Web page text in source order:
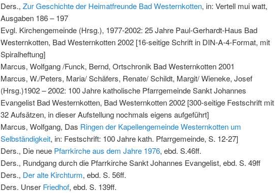
Ders., Zur Geschichte der Heimatfreunde Bad Westernkotten, in: Vertell mui watt,
Ausgaben 186 – 197
Evgl. Kirchengemeinde (Hrsg.), 1977-2002: 25 Jahre Paul-Gerhardt-Haus Bad
Westernkotten, Bad Westernkotten 2002 [16-seitige Schrift in DIN-A-4-Format, mit
Spiralheftung]
Marcus, Wolfgang /Funck, Bernd, Ortschronik Bad Westernkotten 2001
Marcus, W./Peters, Maria/ Schäfers, Renate/ Schildt, Margit/ Wieneke, Josef
(Hrsg.)1902 – 2002: 100 Jahre katholische Pfarrgemeinde Sankt Johannes
Evangelist Bad Westernkotten, Bad Westernkotten 2002 [300-seitige Festschrift mit
32 Aufsätzen, in dieser Aufstellung nochmals eigens aufgeführt]
Marcus, Wolfgang, Das Ringen der Kapellengemeinde Westernkotten um
Selbständigkeit, in: Festschrift: 100 Jahre kath. Pfarrgemeinde, S. 12-27]
Ders., Die neue Pfarrkirche aus dem Jahre 1976, ebd. S.46ff.
Ders., Rundgang durch die Pfarrkirche Sankt Johannes Evangelist, ebd. S. 49ff
Ders., Der alte Kirchturm, ebd. S. 56ff.
Ders. Unser Friedhof, ebd. S. 139ff.